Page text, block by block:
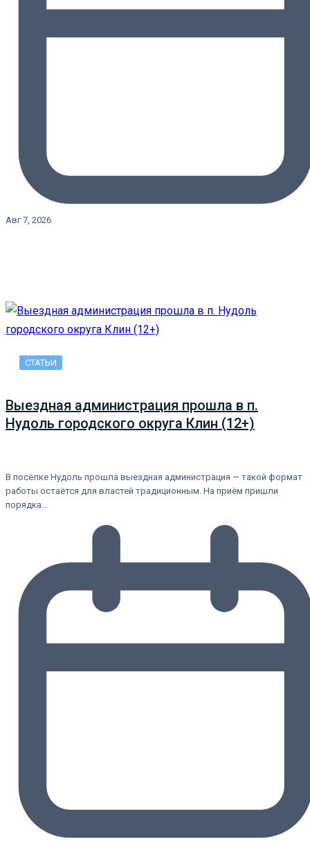
Авг 7, 2026
СТАТЬИ
Выездная администрация прошла в п.
Нудоль городского округа Клин (12+)
В посёлке Нудоль прошла выездная администрация — такой формат
работы остаётся для властей традиционным. На приём пришли
порядка…